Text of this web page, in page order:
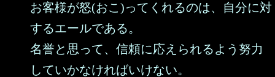
お客様が怒(おこ)ってくれるのは、自分に対
するエールである。
名誉と思って、信頼に応えられるよう努力
していかなければいけない。